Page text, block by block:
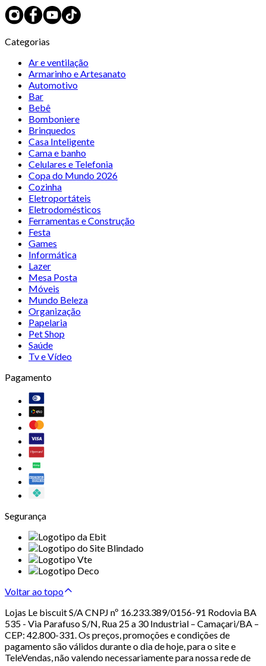
Categorias
Ar e ventilação
Armarinho e Artesanato
Automotivo
Bar
Bebê
Bomboniere
Brinquedos
Casa Inteligente
Cama e banho
Celulares e Telefonia
Copa do Mundo 2026
Cozinha
Eletroportáteis
Eletrodomésticos
Ferramentas e Construção
Festa
Games
Informática
Lazer
Mesa Posta
Móveis
Mundo Beleza
Organização
Papelaria
Pet Shop
Saúde
Tv e Vídeo
Pagamento
Segurança
Voltar ao topo
Lojas Le biscuit S/A CNPJ nº 16.233.389/0156-91 Rodovia BA
535 - Via Parafuso S/N, Rua 25 a 30 Industrial – Camaçari/BA –
CEP: 42.800-331. Os preços, promoções e condições de
pagamento são válidos durante o dia de hoje, para o site e
TeleVendas, não valendo necessariamente para nossa rede de